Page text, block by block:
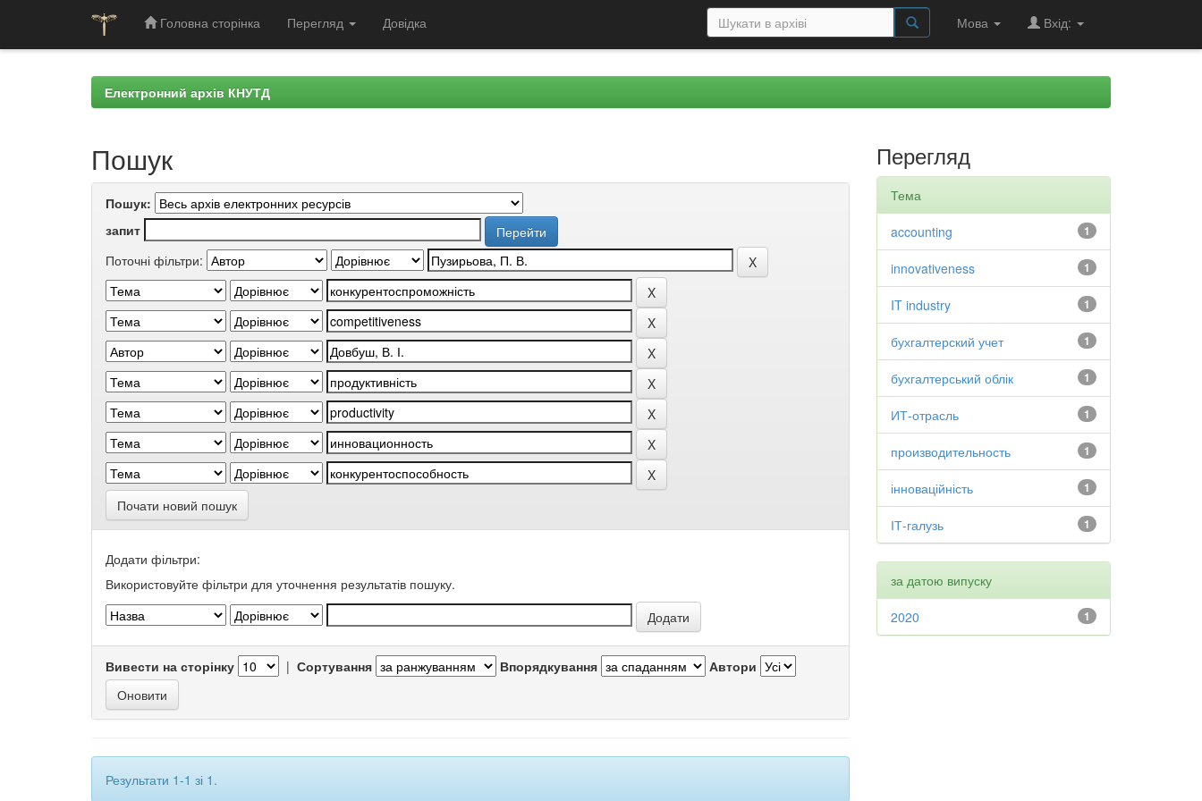
Головна сторінка Перегляд Довідка Мова Вхід:
Електронний архів КНУТД
Пошук
Пошук:
запит
Поточні фільтри:
Почати новий пошук
Додати фільтри:
Використовуйте фільтри для уточнення результатів пошуку.
Вивести на сторінку | Сортування Впорядкування Автори
Результати 1-1 зі 1.
Перегляд
Тема
1
accounting
1
innovativeness
1
IT industry
1
бухгалтерский учет
1
бухгалтерський облік
1
ИТ-отрасль
1
производительность
1
інноваційність
1
ІТ-галузь
за датою випуску
1
2020